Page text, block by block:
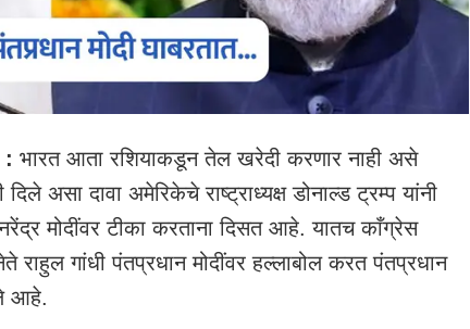
: भारत आता रशियाकडून तेल खरेदी करणार नाही असे
असा दावा अमेरिकेचे राष्ट्राध्यक्ष डोनाल्ड ट्रम्प यांनी
मोदींवर टीका करताना दिसत आहे. यातच काँग्रेस
राहुल गांधी पंतप्रधान मोदींवर हल्लाबोल करत पंतप्रधान
आहे.